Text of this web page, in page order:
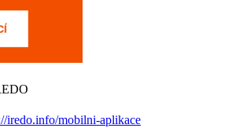
iredo.info/mobilni-aplikace